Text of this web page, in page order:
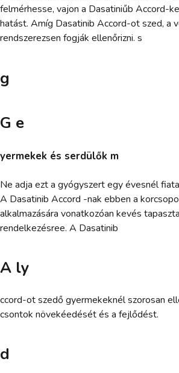
felmérhesse, vajon a Dasatiniűb Accord-
hatást. Amíg Dasatinib Accord-ot szed, a
rendszerezsen fogják ellenőrizni. s
g
G e
yermekek és serdülők m
Ne adja ezt a gyógyszert egy évesnél
A Dasatinib Accord -nak ebben a
alkalmazására vonatkozóan kevés
rendelkezésree. A Dasatinib
A ly
ccord-ot szedő gyermekeknél szorosan
csontok növekéedését és a fejlődést.
d